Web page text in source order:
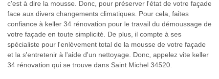
c'est à dire la mousse. Donc, pour préserver l'état de votre façade
face aux divers changements climatiques. Pour cela, faites
confiance à keller 34 rénovation pour le travail du démoussage de
votre façade en toute simplicité. De plus, il compte à ses
spécialiste pour l'enlèvement total de la mousse de votre façade
et la s'entretenir à l'aide d'un nettoyage. Donc, appelez vite keller
34 rénovation qui se trouve dans Saint Michel 34520.